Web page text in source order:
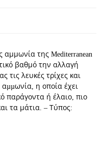
της Mediterranean
βαθμό την αλλαγή
τις λευκές τρίχες και
αµµωνία, η οποία έχει
παράγοντα ή έλαιο, πιο
τα μάτια. – Τύπος: